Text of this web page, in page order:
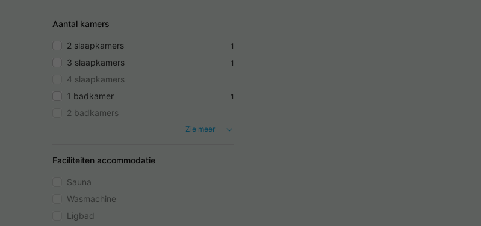
Aantal kamers
2 slaapkamers 1
3 slaapkamers 1
4 slaapkamers
1 badkamer
1
2 badkamers
Zie meer
Faciliteiten accommodatie
Sauna
Wasmachine
Ligbad